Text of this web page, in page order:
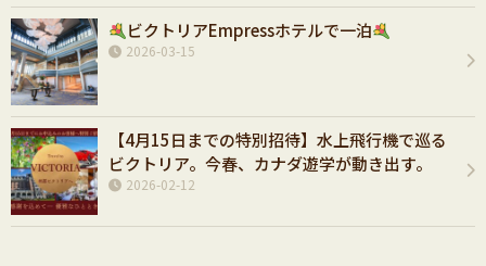
ビクトリアEmpressホテルで一泊
2026-03-15
【4月15日までの特別招待】水上飛行機で巡る
ビクトリア。今春、カナダ遊学が動き出す。
2026-02-12